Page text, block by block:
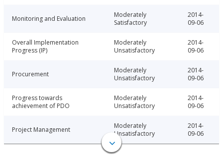
Monitoring and Evaluation
Moderately
Satisfactory
2014-
09-06
Overall Implementation
Progress (IP)
Moderately
Unsatisfactory
2014-
09-06
Procurement
Moderately
Unsatisfactory
2014-
09-06
Progress towards
achievement of PDO
Moderately
Unsatisfactory
2014-
09-06
Project Management
Moderately
Unsatisfactory
2014-
09-06